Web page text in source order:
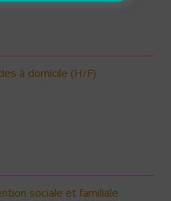
à domicile (H/F)
sociale et familiale